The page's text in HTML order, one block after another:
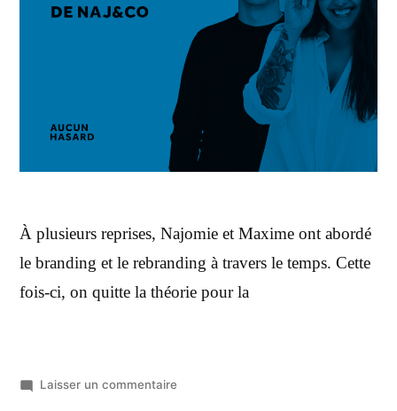
À plusieurs reprises, Najomie et Maxime ont abordé
le branding et le rebranding à travers le temps. Cette
fois-ci, on quitte la théorie pour la
Laisser un commentaire